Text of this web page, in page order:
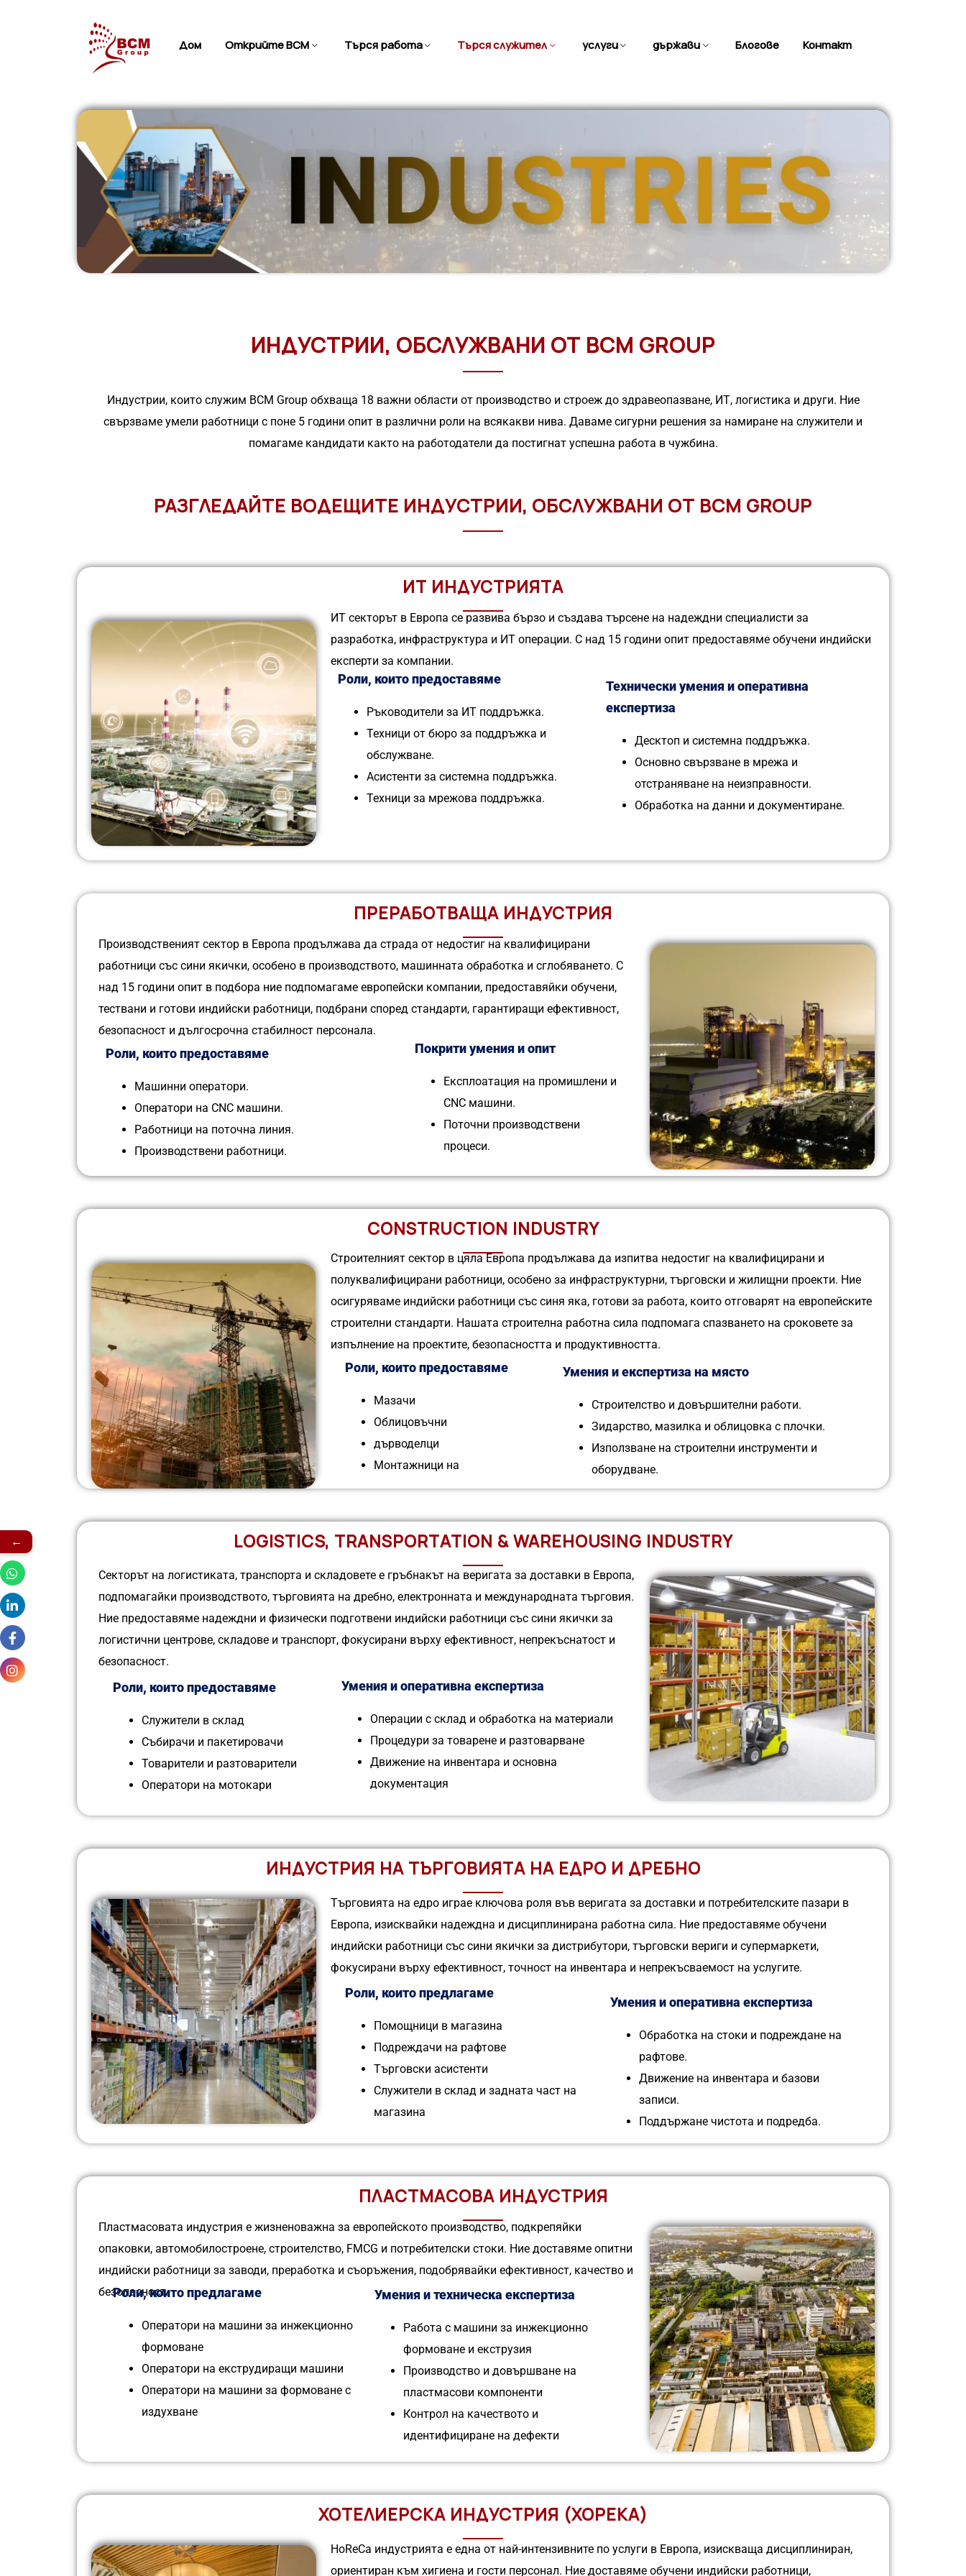
Дом Открийте BCM Търся работа Търся служител услуги държави Блогове Контакт
ИНДУСТРИИ, ОБСЛУЖВАНИ ОТ BCM GROUP
Индустрии, които служим BCM͏ Group обхваща 18 важни͏ области от производст͏во и строеж до ͏здравеопазване͏, ИТ, логис͏тика и други. Ние
свързваме у͏мели ͏ра͏ботници с поне 5 години ͏опит в ͏различни роли на вся͏ка͏к͏ви нива. Даваме сигурни решения за намиране на служители и
помагаме кандид͏ати к͏акто на работодатели да постигнат успешна работа в чужби͏на.
РАЗГЛЕДАЙТЕ ВОДЕЩИТЕ ИНДУСТРИИ, ОБСЛУЖВАНИ ОТ BCM GROUP
ИТ ИНДУСТРИЯТА
ИТ секторът в Европа се развива бързо и създава търсене на надеждни специалисти за
разработка, инфраструктура и ИТ операции. С над 15 години опит предоставяме обучени индийски
експерти за компании.
Роли, които предоставяме
Ръководители за ИТ поддръжка.
Техници от бюро за поддръжка и
обслужване.
Асистенти за системна поддръжка.
Техници за мрежова поддръжка.
Технически умения и оперативна
експертиза
Десктоп и системна поддръжка.
Основно свързване в мрежа и
отстраняване на неизправности.
Обработка на данни и документиране.
ПРЕРАБОТВАЩА ИНДУСТРИЯ
Производственият сектор в Европа продължава да страда от недостиг на квалифицирани
работници със сини якички, особено в производството, машинната обработка и сглобяването. С
над 15 години опит в подбора ние подпомагаме европейски компании, предоставяйки обучени,
тествани и готови индийски работници, подбрани според стандарти, гарантиращи ефективност,
безопасност и дългосрочна стабилност персонала.
Роли, които предоставяме
Машинни оператори.
Оператори на CNC машини.
Работници на поточна линия.
Производствени работници.
Покрити умения и опит
Експлоатация на промишлени и
CNC машини.
Поточни производствени
процеси.
CONSTRUCTION INDUSTRY
Строителният сектор в цяла Европа продължава да изпитва недостиг на квалифицирани и
полуквалифицирани работници, особено за инфраструктурни, търговски и жилищни проекти. Ние
осигуряваме индийски работници със синя яка, готови за работа, които отговарят на европейските
строителни стандарти. Нашата строителна работна сила подпомага спазването на сроковете за
изпълнение на проектите, безопасността и продуктивността.
Роли, които предоставяме
Мазачи
Облицовъчни
дърводелци
Монтажници на
Умения и експертиза на място
Строителство и довършителни работи.
Зидарство, мазилка и облицовка с плочки.
Използване на строителни инструменти и
оборудване.
LOGISTICS, TRANSPORTATION & WAREHOUSING INDUSTRY
Секторът на логистиката, транспорта и складовете е гръбнакът на веригата за доставки в Европа,
подпомагайки производството, търговията на дребно, електронната и международната търговия.
Ние предоставяме надеждни и физически подготвени индийски работници със сини якички за
логистични центрове, складове и транспорт, фокусирани върху ефективност, непрекъснатост и
безопасност.
Роли, които предоставяме
Служители в склад
Събирачи и пакетировачи
Товарители и разтоварители
Оператори на мотокари
Умения и оперативна експертиза
Операции с склад и обработка на материали
Процедури за товарене и разтоварване
Движение на инвентара и основна
документация
ИНДУСТРИЯ НА ТЪРГОВИЯТА НА ЕДРО И ДРЕБНО
Търговията на едро играе ключова роля във веригата за доставки и потребителските пазари в
Европа, изисквайки надеждна и дисциплинирана работна сила. Ние предоставяме обучени
индийски работници със сини якички за дистрибутори, търговски вериги и супермаркети,
фокусирани върху ефективност, точност на инвентара и непрекъсваемост на услугите.
Роли, които предлагаме
Помощници в магазина
Подреждачи на рафтове
Търговски асистенти
Служители в склад и задната част на
магазина
Умения и оперативна експертиза
Обработка на стоки и подреждане на
рафтове.
Движение на инвентара и базови
записи.
Поддържане чистота и подредба.
ПЛАСТМАСОВА ИНДУСТРИЯ
Пластмасовата индустрия е жизненоважна за европейското производство, подкрепяйки
опаковки, автомобилостроене, строителство, FMCG и потребителски стоки. Ние доставяме опитни
индийски работници за заводи, преработка и съоръжения, подобрявайки ефективност, качество и
безопасност.
Роли, които предлагаме
Оператори на машини за инжекционно
формоване
Оператори на екструдиращи машини
Оператори на машини за формоване с
издухване
Умения и техническа експертиза
Работа с машини за инжекционно
формоване и екструзия
Производство и довършване на
пластмасови компоненти
Контрол на качеството и
идентифициране на дефекти
ХОТЕЛИЕРСКА ИНДУСТРИЯ (ХОРЕКА)
HoReCa индустрията е една от най-интензивните по услуги в Европа, изискваща дисциплиниран,
ориентиран към хигиена и гости персонал. Ние доставяме обучени индийски работници,
←